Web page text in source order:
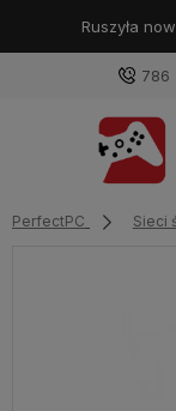
Ruszyła
786
PerfectPC Sieci